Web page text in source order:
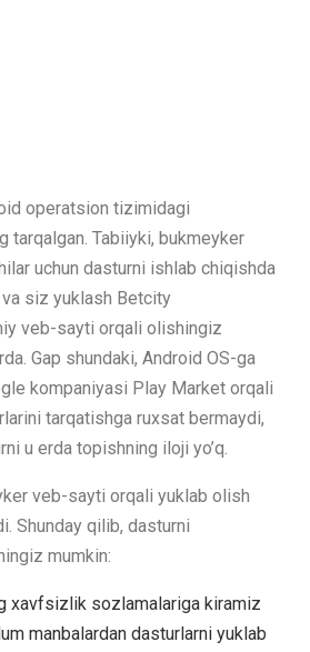
operatsion tizimidagi
tarqalgan. Tabiiyki, bukmeyker
uchun dasturni ishlab chiqishda
siz yuklash Betcity
veb-sayti orqali olishingiz
Gap shundaki, Android OS-ga
kompaniyasi Play Market orqali
tarqatishga ruxsat bermaydi,
u erda topishning iloji yo’q.
veb-sayti orqali yuklab olish
Shunday qilib, dasturni
mumkin:
xavfsizlik sozlamalariga kiramiz
manbalardan dasturlarni yuklab